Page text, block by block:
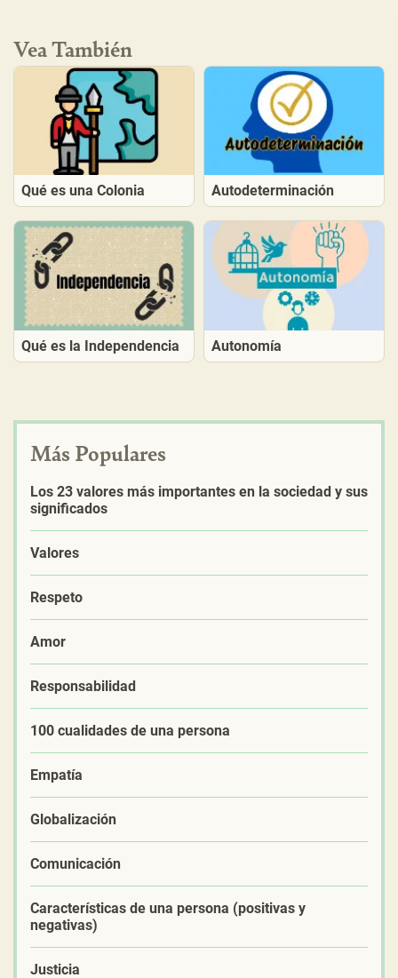
Vea También
Qué es una Colonia Autodeterminación
Qué es la Independencia Autonomía
Más Populares
Los 23 valores más importantes en la sociedad y sus
significados
Valores
Respeto
Amor
Responsabilidad
100 cualidades de una persona
Empatía
Globalización
Comunicación
Características de una persona (positivas y
negativas)
Justicia